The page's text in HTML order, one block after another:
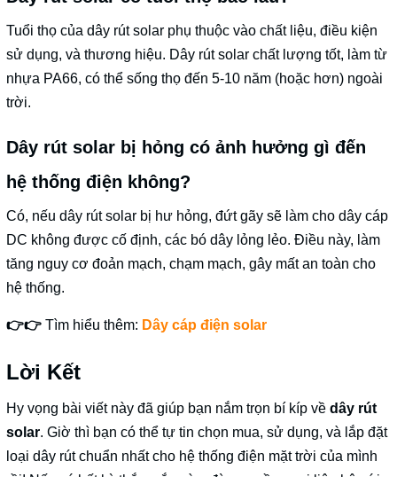
Tuổi thọ của dây rút solar phụ thuộc vào chất liệu, điều kiện
sử dụng, và thương hiệu. Dây rút solar chất lượng tốt, làm từ
nhựa PA66, có thể sống thọ đến 5-10 năm (hoặc hơn) ngoài
trời.
Dây rút solar bị hỏng có ảnh hưởng gì đến
hệ thống điện không?
Có, nếu dây rút solar bị hư hỏng, đứt gãy sẽ làm cho dây cáp
DC không được cố định, các bó dây lỏng lẻo. Điều này, làm
tăng nguy cơ đoản mạch, chạm mạch, gây mất an toàn cho
hệ thống.
👉👉 Tìm hiểu thêm: Dây cáp điện solar
Lời Kết
Hy vọng bài viết này đã giúp bạn nắm trọn bí kíp về dây rút
solar. Giờ thì bạn có thể tự tin chọn mua, sử dụng, và lắp đặt
loại dây rút chuẩn nhất cho hệ thống điện mặt trời của mình